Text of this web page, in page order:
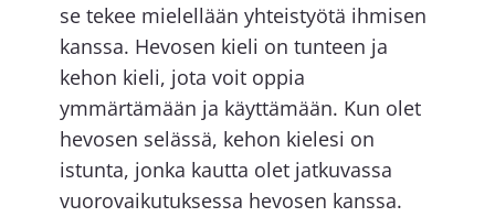
se tekee mielellään yhteistyötä ihmisen
kanssa. Hevosen kieli on tunteen ja
kehon kieli, jota voit oppia
ymmärtämään ja käyttämään. Kun olet
hevosen selässä, kehon kielesi on
istunta, jonka kautta olet jatkuvassa
vuorovaikutuksessa hevosen kanssa.